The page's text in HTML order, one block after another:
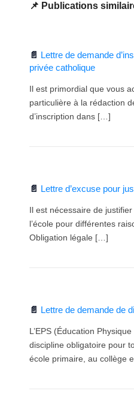
Publications
Lettre de demande
privée catholique
Il est primordial que vous
particulière à la rédaction
d’inscription dans […]
Lettre d’excuse pour
Il est nécessaire de
l’école pour différentes
Obligation légale […]
Lettre de demande de
L’EPS (Éducation
discipline obligatoire pour
école primaire, au collège